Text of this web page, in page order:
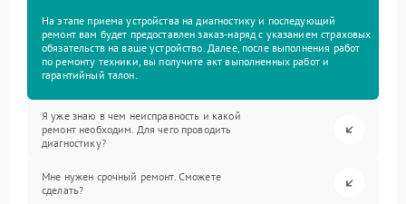
На этапе приема устройства на диагностику и последующий
ремонт вам будет предоставлен заказ-наряд с указанием страховых
обязательств на ваше устройство. Далее, после выполнения работ
по ремонту техники, вы получите акт выполненных работ и
гарантийный талон.
Я уже знаю в чем неисправность и какой
ремонт необходим. Для чего проводить
диагностику?
Мне нужен срочный ремонт. Сможете
сделать?